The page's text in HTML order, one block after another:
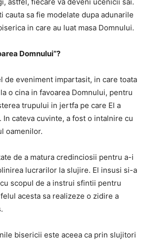
cauta sa fie modelate dupa adunarile
in care au luat masa Domnului.
Domnului”?
de eveniment impartasit, in care toata
o cina in favoarea Domnului, pentru
trupului in jertfa pe care El a
In cateva cuvinte, a fost o intalnire cu
oamenilor.
de a matura credinciosii pentru a-i
lucrarilor la slujire. El insusi si-a
scopul de a instrui sfintii pentru
acesta sa realizeze o zidire a
bisericii este aceea ca prin slujitori